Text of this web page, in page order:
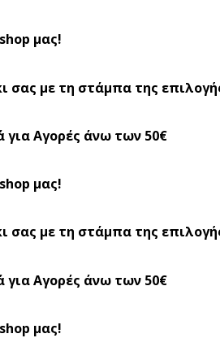
μας!
σας με τη στάμπα της
Αγορές άνω των 50€
μας!
σας με τη στάμπα της
Αγορές άνω των 50€
μας!